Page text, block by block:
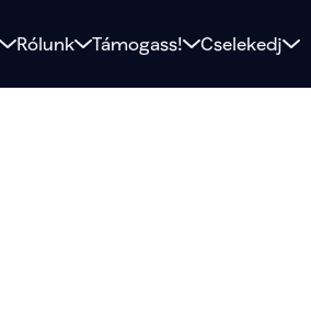
Rólunk Támogass! Cselekedj